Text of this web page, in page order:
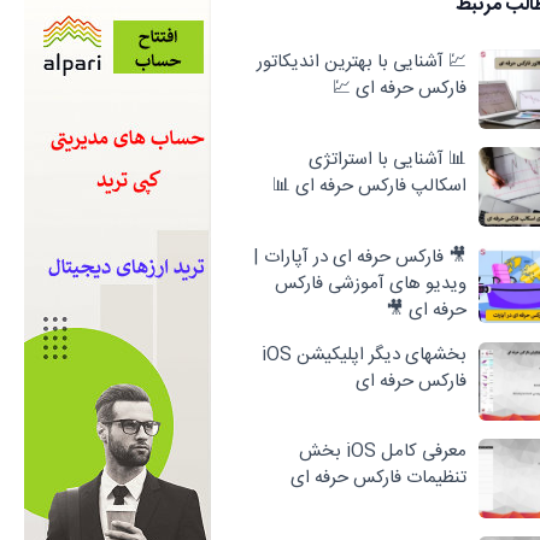
💹 آشنایی با بهترین اندیکاتور
فارکس حرفه ای 💹
📊 آشنایی با استراتژی
اسکالپ فارکس حرفه ای 📊
🎥 فارکس حرفه ای در آپارات |
ویدیو های آموزشی فارکس
حرفه ای 🎥
بخشهای دیگر اپلیکیشن iOS
فارکس حرفه ای
معرفی کامل iOS بخش
تنظیمات فارکس حرفه ای